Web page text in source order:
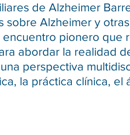
de Alzheimer
sobre Alzheimer y
encuentro pionero que
abordar la realidad
perspectiva
la práctica clínica, el